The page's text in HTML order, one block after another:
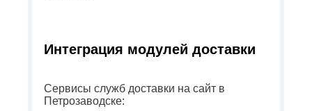
Интеграция модулей доставки
Сервисы служб доставки на сайт в
Петрозаводске: